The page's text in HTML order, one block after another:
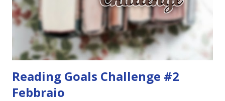
utilizzato e, quando vidi che non esistevano blog con lo
stesso nome, lo creai. Non ho mai avuto altri ripensamenti,
questo mi piacque sin da subito e ancora oggi sono fiera di
questa...
Reading Goals Challenge #2
Febbraio